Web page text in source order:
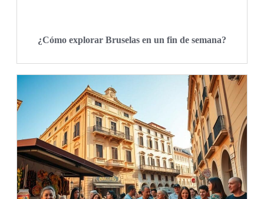
¿Cómo explorar Bruselas en un fin de semana?